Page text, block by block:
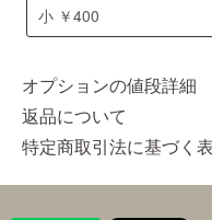
オプションの値段詳細
返品について
特定商取引法に基づく